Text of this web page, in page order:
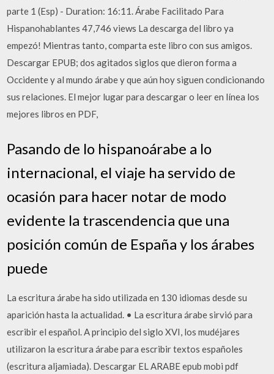
parte 1 (Esp) - Duration: 16:11. Árabe Facilitado Para
Hispanohablantes 47,746 views La descarga del libro ya
empezó! Mientras tanto, comparta este libro con sus amigos.
Descargar EPUB; dos agitados siglos que dieron forma a
Occidente y al mundo árabe y que aún hoy siguen condicionando
sus relaciones. El mejor lugar para descargar o leer en línea los
mejores libros en PDF,
Pasando de lo hispanoárabe a lo
internacional, el viaje ha servido de
ocasión para hacer notar de modo
evidente la trascendencia que una
posición común de España y los árabes
puede
La escritura árabe ha sido utilizada en 130 idiomas desde su
aparición hasta la actualidad. • La escritura árabe sirvió para
escribir el español. A principio del siglo XVI, los mudéjares
utilizaron la escritura árabe para escribir textos españoles
(escritura aljamiada). Descargar EL ARABE epub mobi pdf